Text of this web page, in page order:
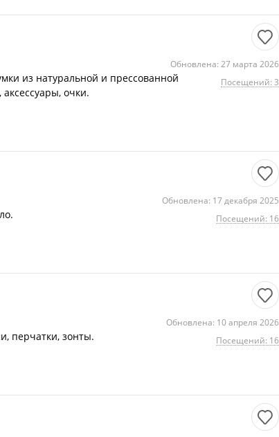
Обновлена: 27 марта 2026
Посещений: 3
из натуральной и прессованной
очки.
Обновлена: 17 декабря 2025
Посещений: 16
Обновлена: 10 апреля 2026
Посещений: 16
перчатки, зонты.